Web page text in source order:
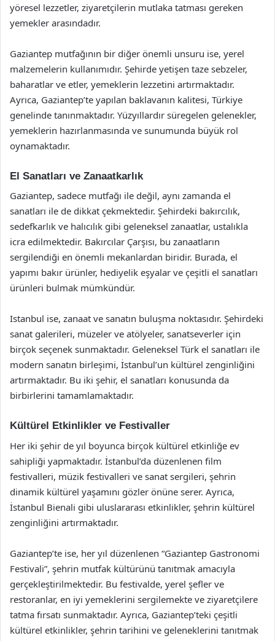
yöresel lezzetler, ziyaretçilerin mutlaka tatması gereken
yemekler arasındadır.
Gaziantep mutfağının bir diğer önemli unsuru ise, yerel
malzemelerin kullanımıdır. Şehirde yetişen taze sebzeler,
baharatlar ve etler, yemeklerin lezzetini artırmaktadır.
Ayrıca, Gaziantep’te yapılan baklavanın kalitesi, Türkiye
genelinde tanınmaktadır. Yüzyıllardır süregelen gelenekler,
yemeklerin hazırlanmasında ve sunumunda büyük rol
oynamaktadır.
El Sanatları ve Zanaatkarlık
Gaziantep, sadece mutfağı ile değil, aynı zamanda el
sanatları ile de dikkat çekmektedir. Şehirdeki bakırcılık,
sedefkarlık ve halıcılık gibi geleneksel zanaatlar, ustalıkla
icra edilmektedir. Bakırcılar Çarşısı, bu zanaatların
sergilendiği en önemli mekanlardan biridir. Burada, el
yapımı bakır ürünler, hediyelik eşyalar ve çeşitli el sanatları
ürünleri bulmak mümkündür.
Istanbul ise, zanaat ve sanatın buluşma noktasıdır. Şehirdeki
sanat galerileri, müzeler ve atölyeler, sanatseverler için
birçok seçenek sunmaktadır. Geleneksel Türk el sanatları ile
modern sanatın birleşimi, İstanbul’un kültürel zenginliğini
artırmaktadır. Bu iki şehir, el sanatları konusunda da
birbirlerini tamamlamaktadır.
Kültürel Etkinlikler ve Festivaller
Her iki şehir de yıl boyunca birçok kültürel etkinliğe ev
sahipliği yapmaktadır. İstanbul’da düzenlenen film
festivalleri, müzik festivalleri ve sanat sergileri, şehrin
dinamik kültürel yaşamını gözler önüne serer. Ayrıca,
İstanbul Bienali gibi uluslararası etkinlikler, şehrin kültürel
zenginliğini artırmaktadır.
Gaziantep’te ise, her yıl düzenlenen “Gaziantep Gastronomi
Festivali”, şehrin mutfak kültürünü tanıtmak amacıyla
gerçekleştirilmektedir. Bu festivalde, yerel şefler ve
restoranlar, en iyi yemeklerini sergilemekte ve ziyaretçilere
tatma fırsatı sunmaktadır. Ayrıca, Gaziantep’teki çeşitli
kültürel etkinlikler, şehrin tarihini ve geleneklerini tanıtmak